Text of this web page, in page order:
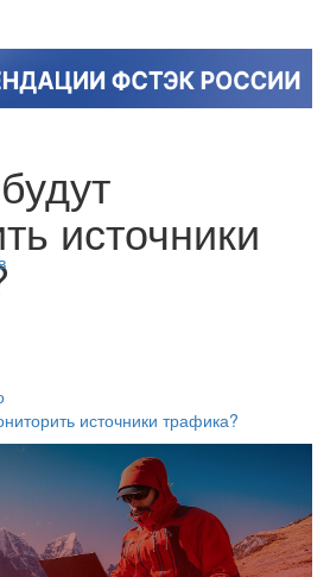
источники
источники трафика?